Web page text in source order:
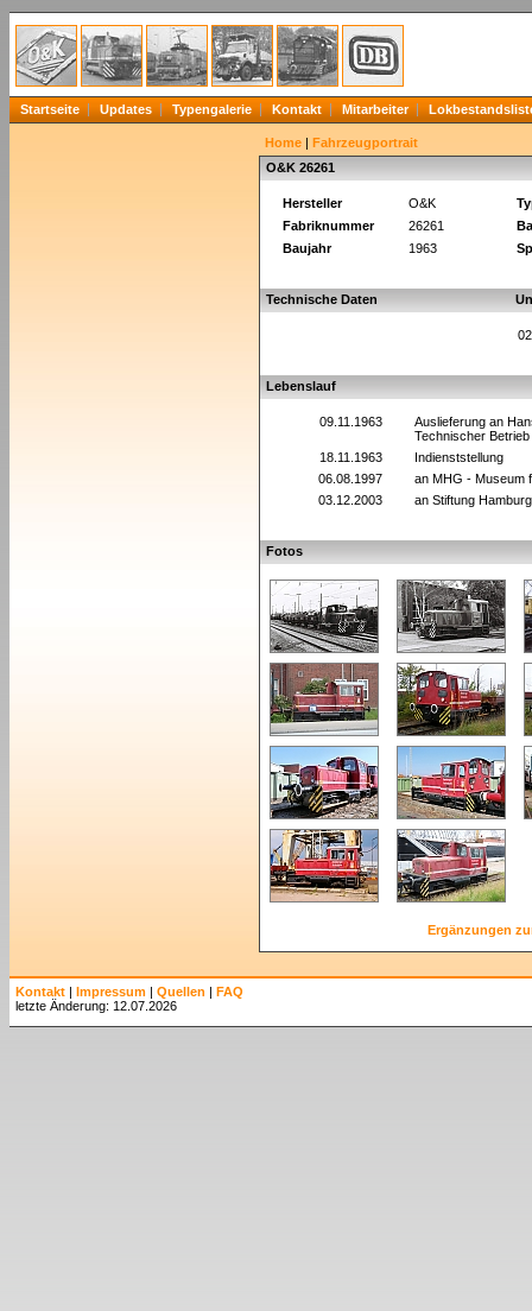
Startseite Updates Typengalerie Kontakt Mitarbeiter
Home | Fahrzeugportrait
O&K 26261
Hersteller O&K
Fabriknummer
26261
Baujahr
1963
Technische Daten
Lebenslauf
09.11.1963
Auslieferung an
Technischer
18.11.1963
Indienststellung
06.08.1997
an MHG - Museum
03.12.2003
an Stiftung
Fotos
Ergänzungen
Kontakt | Impressum | Quellen | FAQ
letzte Änderung: 12.07.2026